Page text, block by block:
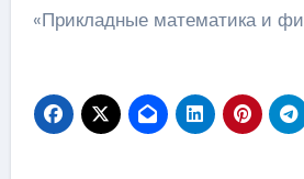
«Прикладные математика и